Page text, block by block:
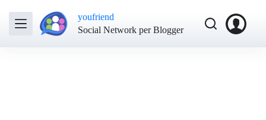
youfriend
Social Network per Blogger